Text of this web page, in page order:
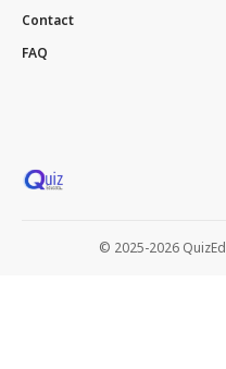
Contact
FAQ
© 2025-2026